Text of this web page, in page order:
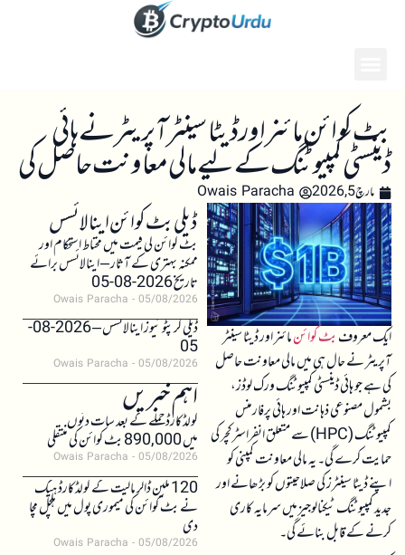
بٹ کوائن مائنر اور ڈیٹا سینٹر آپریٹر نے ہائی
ڈینسٹی کمپیوٹنگ کے لیے مالی معاونت حاصل کی
مارچ 5, 2026 Owais Paracha
ایک معروفبٹ کوائنمائنر اور ڈیٹا سینٹر
آپریٹر نے حال ہی میں مالی معاونت حاصل
کی ہے جو ہائی ڈینسٹی کمپیوٹنگ ورک لوڈز،
بشمول مصنوعی ذہانت اور ہائی پرفارمنس
کمپیوٹنگ (HPC) سے متعلق انفراسٹرکچر کی
حمایت کرے گی۔ یہ مالی معاونت کمپنی کو
اپنے ڈیٹا سینٹرز کی صلاحیتوں کو بڑھانے اور
جدید کمپیوٹنگ ٹیکنالوجیز میں سرمایہ کاری
کرنے کے قابل بنائے گی۔
ڈیلی بٹ کوائن اینالائسس
بٹ کوائن کی قیمت میں محتاط استحکام اور
ممکنہ بہتری کے آثار – اینالائسس برائے
تاریخ 2026-08-05
Owais Paracha 05/08/2026
ڈیلی کرپٹو نیوز اینالائسس – 2026-08-
05
Owais Paracha 05/08/2026
اہم خبریں
کولڈکارڈ حملے کے بعد سات دنوں
میں 890,000 بٹ کوائن کی منتقلی
Owais Paracha 05/08/2026
120 ملین ڈالر مالیت کے کولڈکارڈ ہیک
نے بٹ کوائن کی میموری پول میں ہلچل مچا
دی
Owais Paracha 05/08/2026